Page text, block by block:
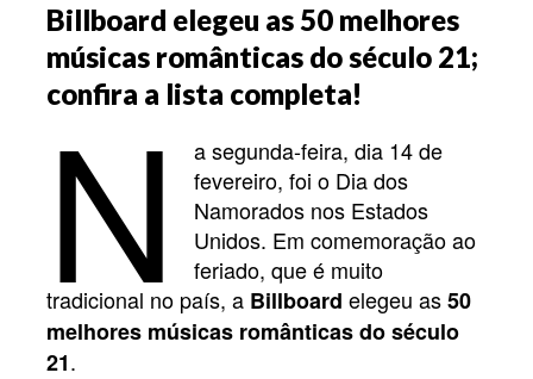
Billboard elegeu as 50 melhores
músicas românticas do século 21;
confira a lista completa!
N
a segunda-feira, dia 14 de
fevereiro, foi o Dia dos
Namorados nos Estados
Unidos. Em comemoração ao
feriado, que é muito
tradicional no país, a Billboard elegeu as50
melhores músicas românticas do século
21.